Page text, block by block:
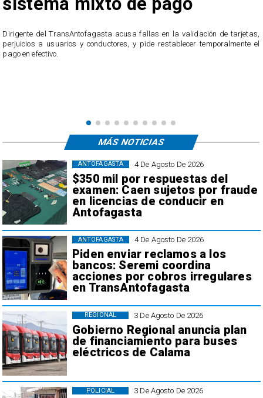
​Dirigente del TransAntofagasta acusa fallas en la validación de tarjetas,
perjuicios a usuarios y conductores, y pide restablecer temporalmente el
pago en efectivo.
4 De Agosto De 2026
$350 mil por respuestas del
examen: Caen sujetos por fraude
en licencias de conducir en
Antofagasta
ANTOFAGASTA
4 De Agosto De 2026
Piden enviar reclamos a los
bancos: Seremi coordina
acciones por cobros irregulares
en TransAntofagasta
ANTOFAGASTA
3 De Agosto De 2026
Gobierno Regional anuncia plan
de financiamiento para buses
eléctricos de Calama
REGIONAL
3 De Agosto De 2026
POLICIAL
MÁS NOTICIAS